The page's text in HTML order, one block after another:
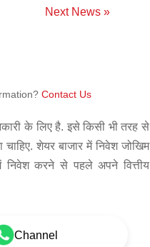
Next News »
Contact Us
के लिए है. इसे किसी भी तरह से
शेयर बाजार में निवेश जोखिम
निवेश करने से पहले अपने वित्तीय
Channel